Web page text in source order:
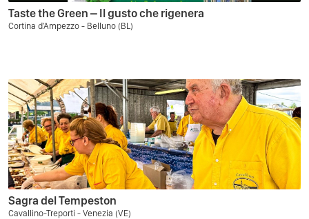
Taste the Green – Il gusto che rigenera
Cortina d'Ampezzo - Belluno (BL)
Sagra del Tempeston
Cavallino-Treporti - Venezia (VE)